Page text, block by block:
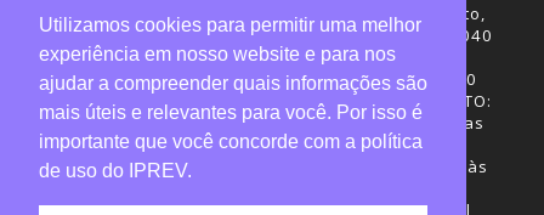
Rua Visconde de Ouro Preto,
291 – Centro - CEP: 88020-040
Florianópolis - SC
Telefones: (48) 3665-4600
HORÁRIO DE FUNCIONAMENTO:
Central de Atendimento: das
12h30 às 18h
Sede administrativa: 7h30 às
Desenvolvimento: CIASC |
Utilizamos cookies para permitir uma melhor
experiência em nosso website e para nos
ajudar a compreender quais informações são
mais úteis e relevantes para você. Por isso é
importante que você concorde com a política
de uso do IPREV.